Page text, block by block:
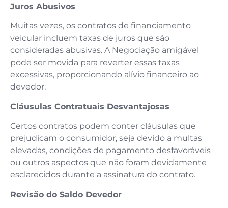
Juros Abusivos
Muitas vezes, os contratos de financiamento
veicular incluem taxas de juros que são
consideradas abusivas. A Negociação amigável
pode ser movida para reverter essas taxas
excessivas, proporcionando alívio financeiro ao
devedor.
Cláusulas Contratuais Desvantajosas
Certos contratos podem conter cláusulas que
prejudicam o consumidor, seja devido a multas
elevadas, condições de pagamento desfavoráveis
ou outros aspectos que não foram devidamente
esclarecidos durante a assinatura do contrato.
Revisão do Saldo Devedor